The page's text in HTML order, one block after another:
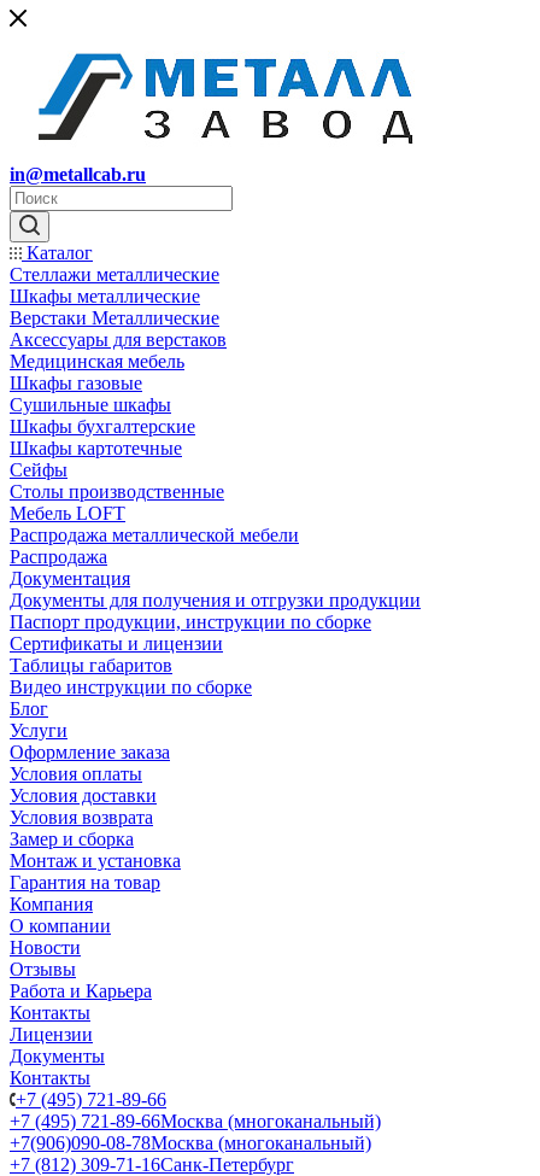
in@metallcab.ru
Каталог
Стеллажи металлические
Шкафы металлические
Верстаки Металлические
Аксессуары для верстаков
Медицинская мебель
Шкафы газовые
Сушильные шкафы
Шкафы бухгалтерские
Шкафы картотечные
Сейфы
Столы производственные
Мебель LOFT
Распродажа металлической мебели
Распродажа
Документация
Документы для получения и отгрузки продукции
Паспорт продукции, инструкции по сборке
Сертификаты и лицензии
Таблицы габаритов
Видео инструкции по сборке
Блог
Услуги
Оформление заказа
Условия оплаты
Условия доставки
Условия возврата
Замер и сборка
Монтаж и установка
Гарантия на товар
Компания
О компании
Новости
Отзывы
Работа и Карьера
Контакты
Лицензии
Документы
Контакты
+7 (495) 721-89-66
+7 (495) 721-89-66Москва (многоканальный)
+7(906)090-08-78Москва (многоканальный)
+7 (812) 309-71-16Санк-Петербург